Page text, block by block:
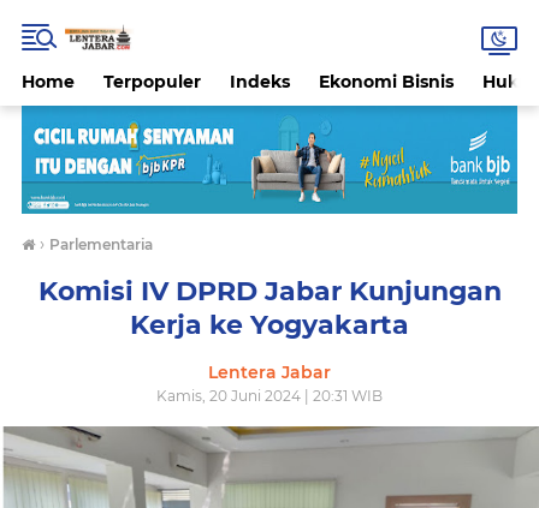
Home Terpopuler Indeks Ekonomi Bisnis
› Parlementaria
Komisi IV DPRD Jabar Kunjungan
Kerja ke Yogyakarta
Lentera Jabar
Kamis, 20 Juni 2024 | 20:31 WIB